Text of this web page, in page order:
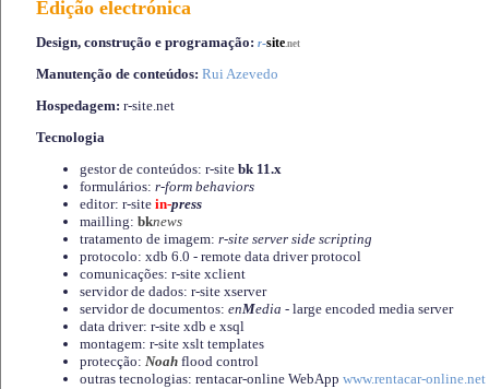
Edição electrónica
Design, construção e programação: r-site.net
Manutenção de conteúdos: Rui Azevedo
Hospedagem: r-site.net
Tecnologia
gestor de conteúdos: r-site bk 11.x
formulários: r-form behaviors
editor: r-site in-press
mailling: bknews
tratamento de imagem: r-site server side scripting
protocolo: xdb 6.0 - remote data driver protocol
comunicações: r-site xclient
servidor de dados: r-site xserver
servidor de documentos: enMedia - large encoded media server
data driver: r-site xdb e xsql
montagem: r-site xslt templates
protecção: Noah flood control
outras tecnologias: rentacar-online WebApp www.rentacar-online.net